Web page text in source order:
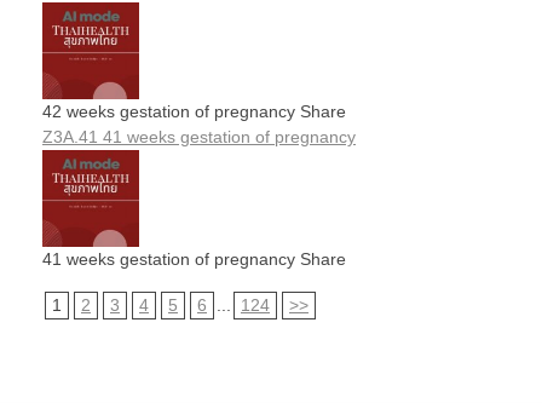
42 weeks gestation of pregnancy Share
Z3A.41 41 weeks gestation of pregnancy
41 weeks gestation of pregnancy Share
1 2 3 4 5 6 124 >>